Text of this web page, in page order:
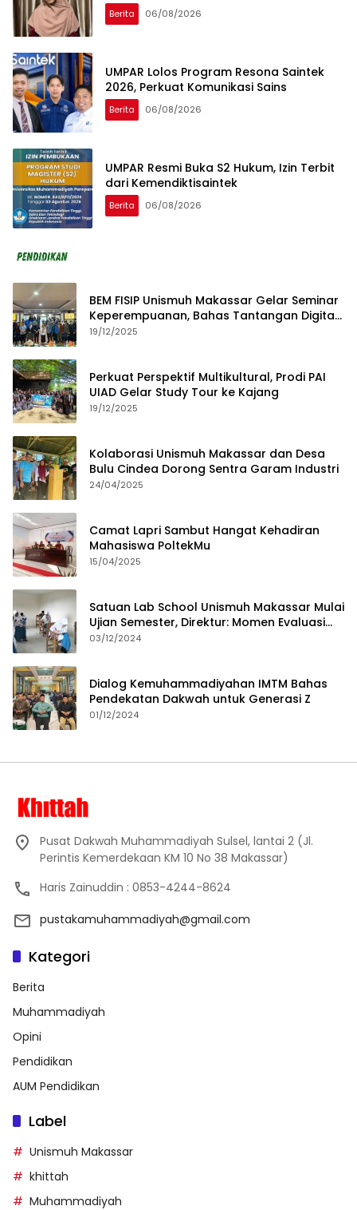
Berita 06/08/2026
UMPAR Lolos Program Resona Saintek
2026, Perkuat Komunikasi Sains
Berita 06/08/2026
UMPAR Resmi Buka S2 Hukum, Izin Terbit
dari Kemendiktisaintek
Berita 06/08/2026
BEM FISIP Unismuh Makassar Gelar Seminar
Keperempuanan, Bahas Tantangan Digital
dan Budaya Lokal
19/12/2025
Perkuat Perspektif Multikultural, Prodi PAI
UIAD Gelar Study Tour ke Kajang
19/12/2025
Kolaborasi Unismuh Makassar dan Desa
Bulu Cindea Dorong Sentra Garam Industri
24/04/2025
Camat Lapri Sambut Hangat Kehadiran
Mahasiswa PoltekMu
15/04/2025
Satuan Lab School Unismuh Makassar Mulai
Ujian Semester, Direktur: Momen Evaluasi
Proses Pembelajaran
03/12/2024
Dialog Kemuhammadiyahan IMTM Bahas
Pendekatan Dakwah untuk Generasi Z
01/12/2024
Pusat Dakwah Muhammadiyah Sulsel, lantai 2 (Jl.
Perintis Kemerdekaan KM 10 No 38 Makassar)
Haris Zainuddin : 0853-4244-8624
pustakamuhammadiyah@gmail.com
Kategori
Berita
Muhammadiyah
Opini
Pendidikan
AUM Pendidikan
Label
Unismuh Makassar
khittah
Muhammadiyah